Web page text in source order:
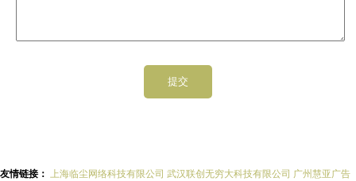
友情链接： 上海临尘网络科技有限公司 武汉联创无穷大科技有限公司 广州慧亚广告